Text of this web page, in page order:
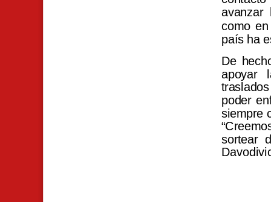
avanzar
como
país ha
De
apoyar
poder
siempre
sortear